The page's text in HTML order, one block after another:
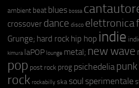
ambient beat blues bossa
crossover dance disco elettronica
Grunge; hard rock hip hop indie
kimura laPOP lounge metal; new wave
pop post rock prog psichedeliapunk
rock rockabilly ska soul sperimentale